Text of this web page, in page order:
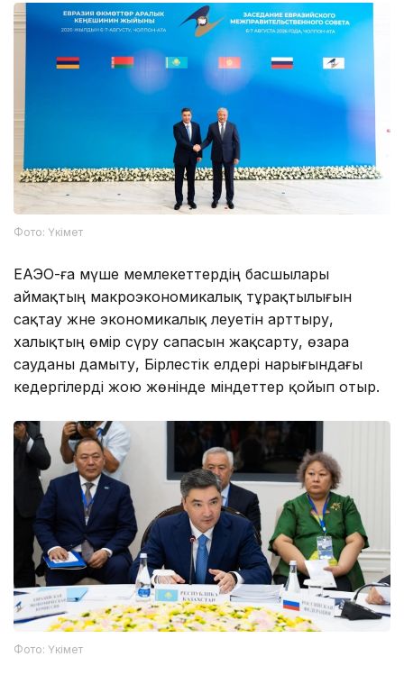
Фото: Үкімет
ЕАЭО-ға мүше мемлекеттердің басшылары
аймақтың макроэкономикалық тұрақтылығын
сақтау және экономикалық әлеуетін арттыру,
халықтың өмір сүру сапасын жақсарту, өзара
сауданы дамыту, Бірлестік елдері нарығындағы
кедергілерді жою жөнінде міндеттер қойып отыр.
Фото: Үкімет